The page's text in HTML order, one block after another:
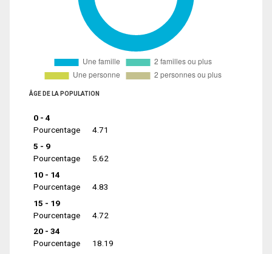
ÂGE DE LA POPULATION
0 - 4
Pourcentage
4.71
5 - 9
Pourcentage
5.62
10 - 14
Pourcentage
4.83
15 - 19
Pourcentage
4.72
20 - 34
Pourcentage
18.19